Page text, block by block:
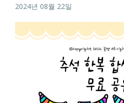
2024년 08월 22일